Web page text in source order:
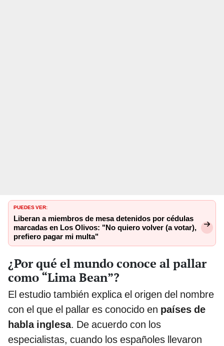
PUEDES VER:
Liberan a miembros de mesa detenidos por cédulas
marcadas en Los Olivos: "No quiero volver (a votar),
prefiero pagar mi multa"
¿Por qué el mundo conoce al pallar
como “Lima Bean”?
El estudio también explica el origen del nombre
con el que el pallar es conocido en países de
habla inglesa. De acuerdo con los
especialistas, cuando los españoles llevaron